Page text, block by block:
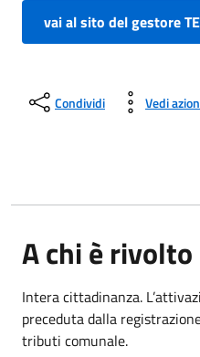
vai al sito del gestore
Condividi Vedi
A chi è rivolto
Intera cittadinanza.
preceduta dalla
tributi comunale.